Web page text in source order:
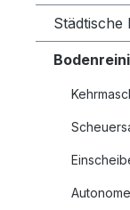
Städtische